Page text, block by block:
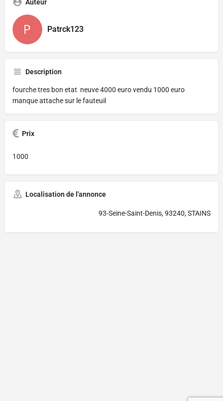
Auteur
Patrck123
Description
fourche tres bon etat neuve 4000 euro vendu 1000 euro
manque attache sur le fauteuil
Prix
1000
Localisation de l'annonce
93-Seine-Saint-Denis, 93240, STAINS